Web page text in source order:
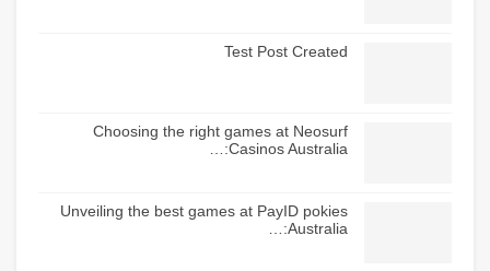
Test Post Created
Choosing the right games at Neosurf
Casinos Australia:…
Unveiling the best games at PayID pokies
Australia:…